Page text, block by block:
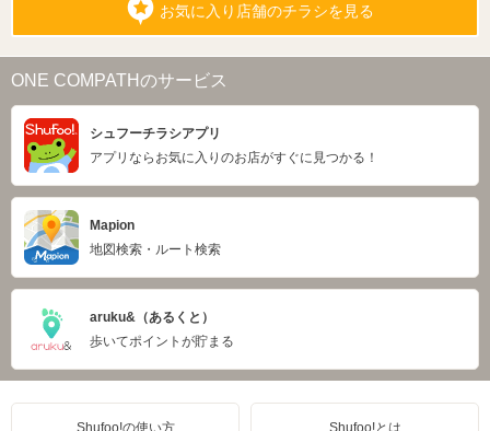
お気に入り店舗のチラシを見る
ONE COMPATHのサービス
シュフーチラシアプリ
アプリならお気に入りのお店がすぐに見つかる！
Mapion
地図検索・ルート検索
aruku&（あるくと）
歩いてポイントが貯まる
Shufoo!の使い方 Shufoo!とは